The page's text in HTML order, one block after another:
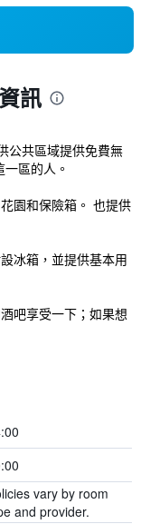
訊
公共區域提供免費無
區的人。
園和保險箱。 也提供
冰箱，並提供基本用
吧享受一下；如果想
vary by room
and provider.